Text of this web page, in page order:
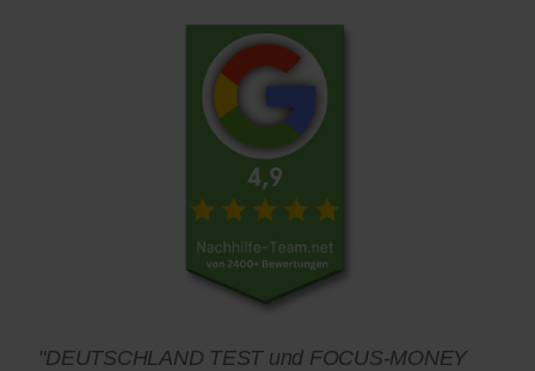
"DEUTSCHLAND TEST und FOCUS-MONEY